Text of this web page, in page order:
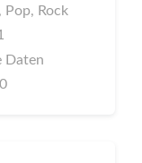
Rock
Daten